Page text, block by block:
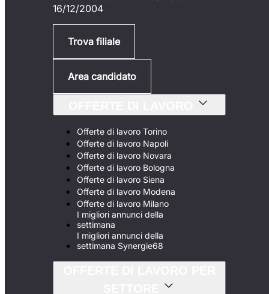
16/12/2004
Trova filiale
Area candidato
Offerte di lavoro Torino
Offerte di lavoro Napoli
Offerte di lavoro Novara
Offerte di lavoro Bologna
Offerte di lavoro Siena
Offerte di lavoro Modena
Offerte di lavoro Milano
I migliori annunci della
settimana
I migliori annunci della
settimana Synergie68